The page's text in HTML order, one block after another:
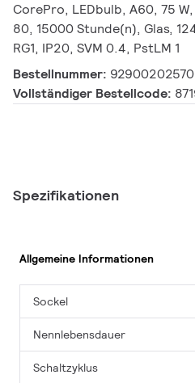
CorePro, LEDbulb, A60, 75 W,
80, 15000 Stunde(n), Glas,
RG1, IP20, SVM 0.4, PstLM 1
Bestellnummer:
Vollständiger Bestellcode:
Spezifikationen
Allgemeine Informationen
Sockel
Nennlebensdauer
Schaltzyklus